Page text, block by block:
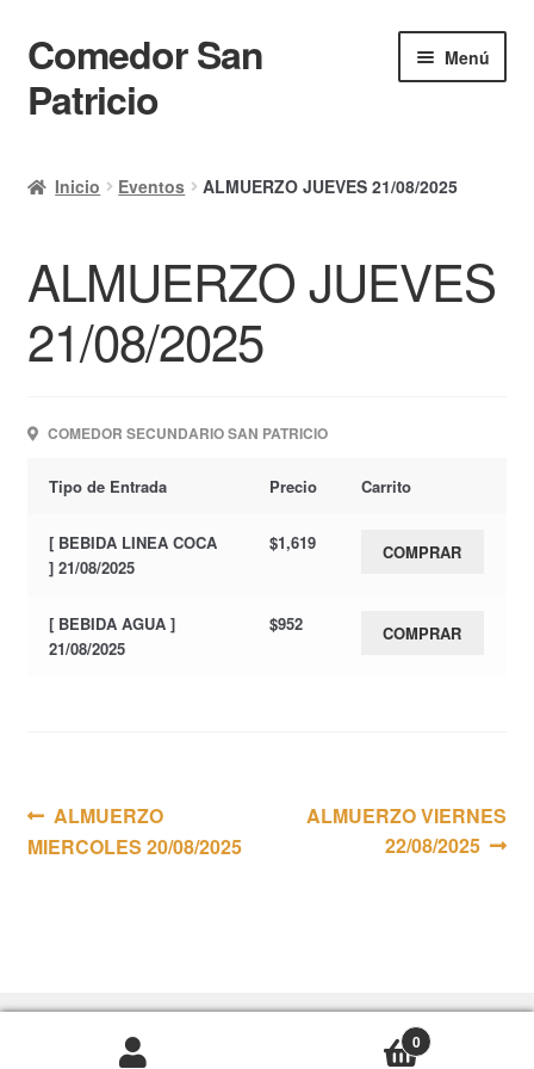
Ir
a
la
Ir
al
contenido
Comedor San
Patricio
Menú
Calendario
Mi cuenta
Ayuda Rapida
Finalizar compra
Inicio Eventos ALMUERZO JUEVES 21/08/2025
ALMUERZO JUEVES
21/08/2025
COMEDOR SECUNDARIO SAN PATRICIO
Tipo de Entrada Precio Carrito
[ BEBIDA LINEA COCA
] 21/08/2025
$1,619 COMPRAR
[ BEBIDA AGUA ]
21/08/2025
$952 COMPRAR
Navegación
de
Anterior:
ALMUERZO
MIERCOLES 20/08/2025
Siguiente:
ALMUERZO VIERNES
22/08/2025
0